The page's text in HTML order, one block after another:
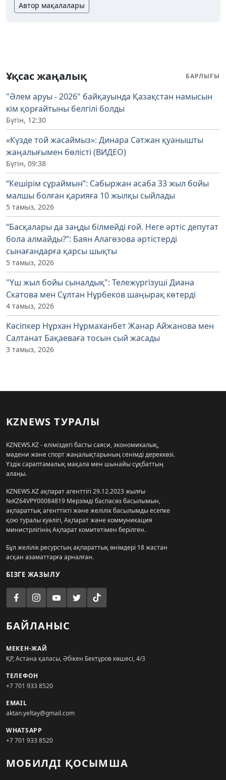
Автор мақалалары
Ұқсас жаңалық БАРЛЫҒЫ
"Әлем аруы - 2026" байқауында Қазақстан намысын
кім қорғайтыны белгілі болды
Бүгін, 12:30
«Күзде той жасаймыз»: Динара Сәтжан қуанышты
жаңалығымен бөлісті (ВИДЕО)
Бүгін, 09:38
“Кешірім сұраймын”: Сабыржан асаба 33 жыл бойы
малшы болған қарияға 10 жылқы сыйлады
5 тамыз, 2026
“Басқалары да заңды білмейді ғой. Неге әртіс депутат
бола алмайды?”: Баян Алагөзова әртістерді
сынағандарға қарсы шықты
5 тамыз, 2026
"Үш жыл бойы сыналдық": Тележүргізуші Диана
Скатова мен Сұлтан Нұрбеков шаңырақ көтерді
4 тамыз, 2026
Кәсіпкер Нұрхан Нұрмаханбет Жанар Айжанова мен
Салтанат Бақаеваға тосын сый жасады
3 тамыз, 2026
KZNEWS ТУРАЛЫ
KZNEWS.KZ - еліміздегі басты саяси, экономикалық,
мәдени және спорт жаңалықтарының сенімді дереккөзі.
Үздік сараптамалық мақала мен шынайы сұқбаттың
алаңы.
KZNEWS.KZ ақпарат агенттігі 29.12.2023 жылғы
№KZ64VPY00084819 Мерзімді баспасөз басылымын,
ақпараттық агенттікті және желілік басылымды есепке
қою туралы куәлігі, Ақпарат және коммуникация
министрлігінің Ақпарат комитетімен берілген.
Бұл желілік ресурстың ақпараттық өнімдері 18 жастан
асқан азаматтарға арналған.
БІЗГЕ ЖАЗЫЛУ
БАЙЛАНЫС
МЕКЕН-ЖАЙ
ҚР, Астана қаласы, Әбікен Бектұров көшесі, 4/3
ТЕЛЕФОН
+7 701 933 8520
EMAIL
aktan.yeltay@gmail.com
WHATSAPP
+7 701 933 8520
МОБИЛДІ ҚОСЫМША